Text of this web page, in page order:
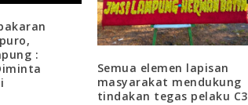
:
Semua elemen lapisan
masyarakat mendukung
tindakan tegas pelaku C3